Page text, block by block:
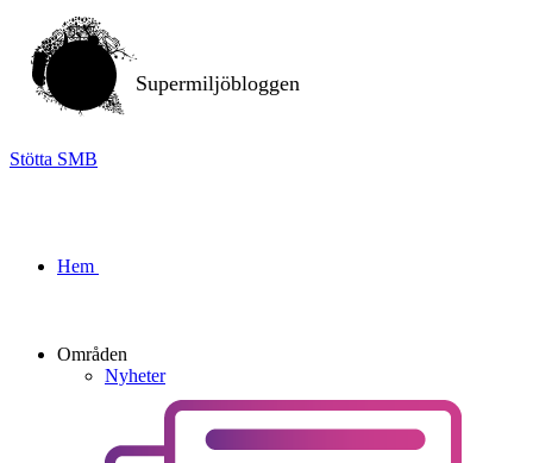
Supermiljöbloggen
Stötta SMB
Hem
Områden
Nyheter